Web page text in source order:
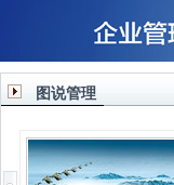
图说管理